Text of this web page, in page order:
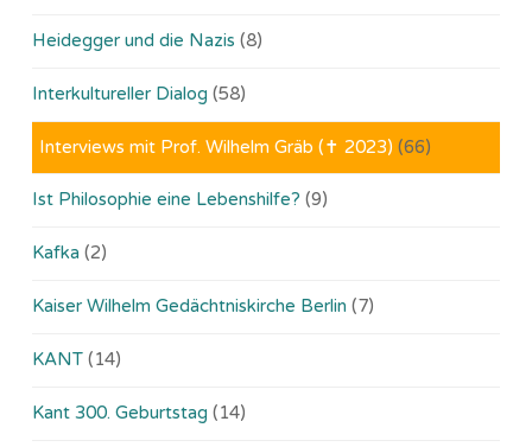
Heidegger und die Nazis (8)
Interkultureller Dialog (58)
Interviews mit Prof. Wilhelm Gräb (✝ 2023) (66)
Ist Philosophie eine Lebenshilfe? (9)
Kafka (2)
Kaiser Wilhelm Gedächtniskirche Berlin (7)
KANT (14)
Kant 300. Geburtstag (14)